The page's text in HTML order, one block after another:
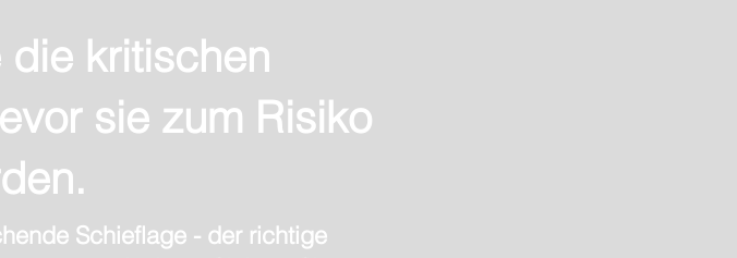
die kritischen
sie zum Risiko
Schieflage - der richtige